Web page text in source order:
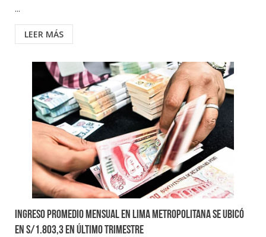
...
LEER MÁS
Ingreso promedio mensual en Lima Metropolitana se ubicó
en S/1.803,3 en último trimestre